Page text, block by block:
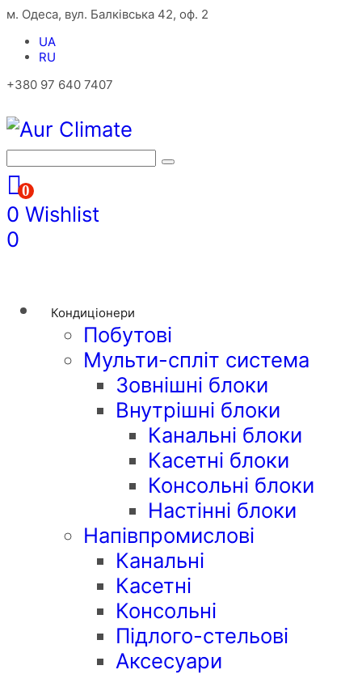
м. Одеса, вул. Балківська 42, оф. 2
UA
RU
+380 97 640 7407
0
0 Wishlist
0
Кондиціонери
Побутові
Мульти-спліт система
Зовнішні блоки
Внутрішні блоки
Канальні блоки
Касетні блоки
Консольні блоки
Настінні блоки
Напівпромислові
Канальні
Касетні
Консольні
Підлого-стельові
Аксесуари